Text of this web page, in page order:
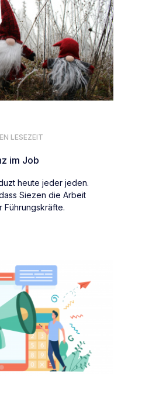
LESEZEIT
im Job
heute jeder jeden.
Siezen die Arbeit
Führungskräfte.